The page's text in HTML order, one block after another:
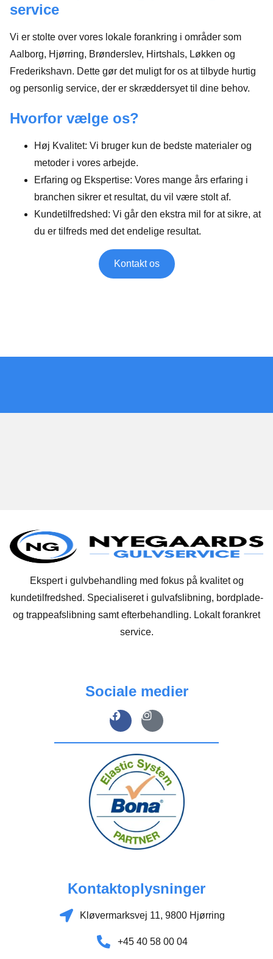
service
Vi er stolte over vores lokale forankring i områder som
Aalborg, Hjørring, Brønderslev, Hirtshals, Løkken og
Frederikshavn. Dette gør det muligt for os at tilbyde hurtig
og personlig service, der er skræddersyet til dine behov.
Hvorfor vælge os?
Høj Kvalitet: Vi bruger kun de bedste materialer og
metoder i vores arbejde.
Erfaring og Ekspertise: Vores mange års erfaring i
branchen sikrer et resultat, du vil være stolt af.
Kundetilfredshed: Vi går den ekstra mil for at sikre, at
du er tilfreds med det endelige resultat.
Kontakt os
Ekspert i gulvbehandling med fokus på kvalitet og
kundetilfredshed. Specialiseret i gulvafslibning, bordplade-
og trappeafslibning samt efterbehandling. Lokalt forankret
service.
Sociale medier
Kontaktoplysninger​
Kløvermarksvej 11, 9800 Hjørring
+45 40 58 00 04